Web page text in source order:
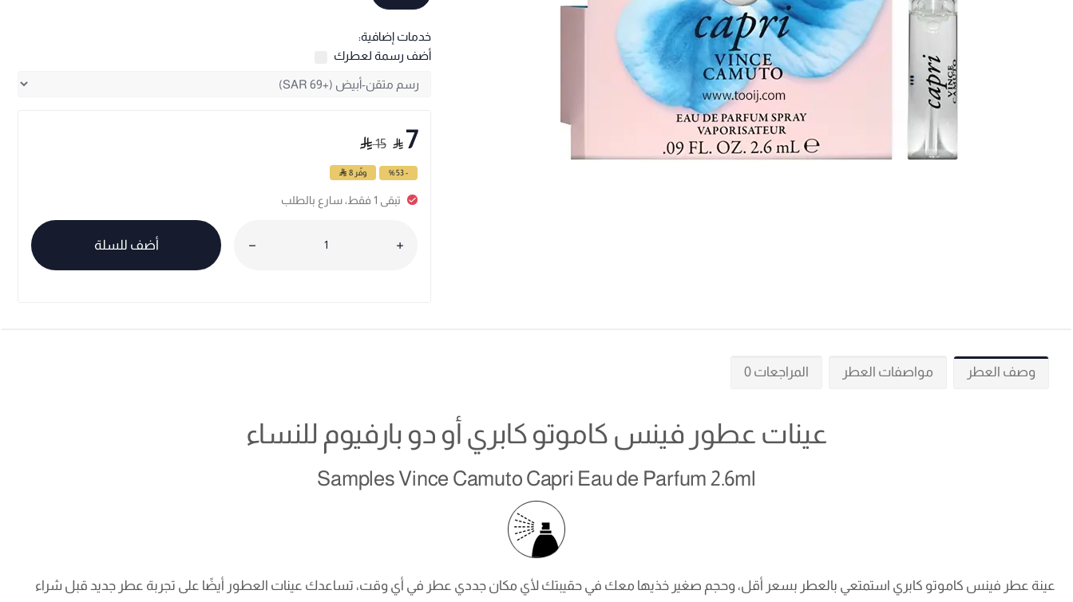
خدمات إضافية:
أضف رسمة لعطرك
7
15
- 53 % وفّر 8
تبقى 1 فقط، سارع بالطلب
أضف للسلة
وصف العطر مواصفات العطر المراجعات 0
عينات عطور فينس كاموتو كابري أو دو بارفيوم للنساء
Samples Vince Camuto Capri Eau de Parfum 2.6ml
عينة عطر فينس كاموتو كابري استمتعي بالعطر بسعر أقل، وحجم صغير خذيها معك في حقيبتك لأي مكان جددي عطر في أي وقت، تساعدك عينات العطور أيضًا على تجربة عطر جديد قبل شراء